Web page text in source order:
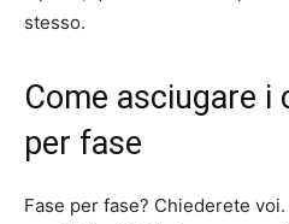
stesso.
Come asciugare i
per fase
Fase per fase? Chiederete